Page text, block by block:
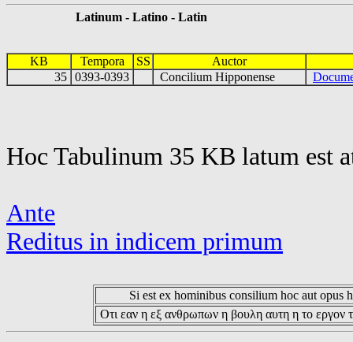
Latinum - Latino - Latin
KB Tempora SS
Auctor
35 0393-0393 Concilium Hipponense
Hoc Tabulinum 35 KB latum est
Ante
Reditus in indicem primum
Si est ex hominibus consilium hoc aut opus
Οτι εαν η εξ ανθρωπων η βουλη αυτη η το εργον